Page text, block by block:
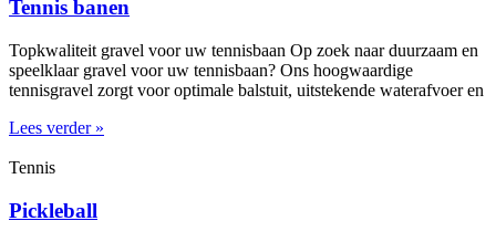
Tennis banen
Topkwaliteit gravel voor uw tennisbaan Op zoek naar duurzaam en
speelklaar gravel voor uw tennisbaan? Ons hoogwaardige
tennisgravel zorgt voor optimale balstuit, uitstekende waterafvoer en
Lees verder »
Tennis
Pickleball